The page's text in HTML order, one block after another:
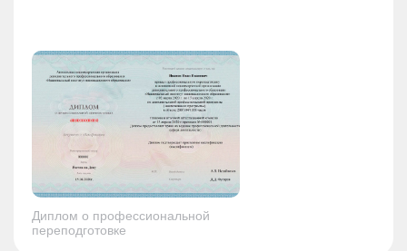
Диплом о профессиональной
переподготовке